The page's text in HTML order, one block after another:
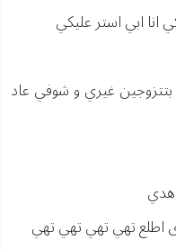
انا ابي استر عليكي
غيري و شوفي عاد
هدي
اطلع تهي تهي تهي تهي